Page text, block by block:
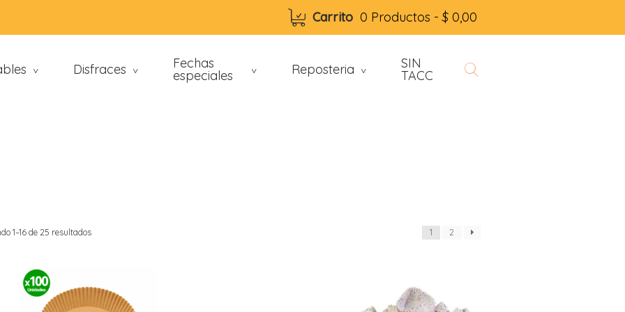
Carrito 0 Productos -$ 0,00
> Disfraces > Fechas
especiales > Reposteria > SIN
TACC
1–16 de 25 resultados 1 2